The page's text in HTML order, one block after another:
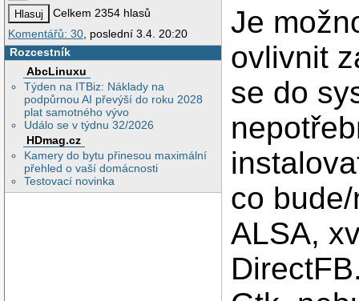
Celkem 2354 hlasů
Komentářů: 30 , poslední 3.4. 20:20
Rozcestník
AbcLinuxu
Týden na ITBiz: Náklady na
podpůrnou AI převýší do roku 2028
plat samotného vývo
Událo se v týdnu 32/2026
HDmag.cz
Kamery do bytu přinesou maximální
přehled o vaší domácnosti
Testovací novinka
Je
ovlivnit
se do
co
ALSA,